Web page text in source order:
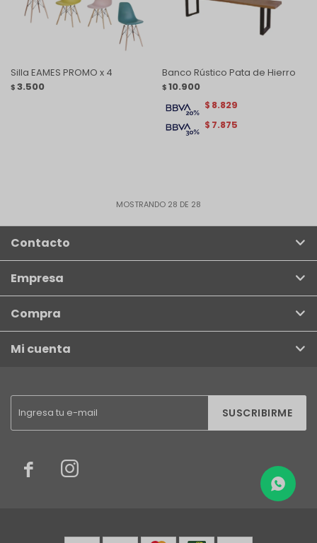
Silla EAMES PROMO x 4
$ 3.500
Banco Rústico Pata de Hierro
$ 10.900
$ 7.875
$ 8.829
MOSTRANDO 28 DE 28
SUSCRIBIRME
 
Contacto
Empresa
Compra
Mi cuenta